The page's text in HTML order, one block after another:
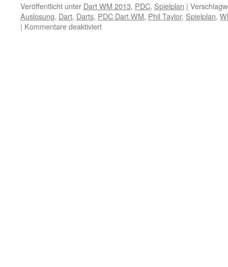
Veröffentlicht unter Dart WM 2013, PDC, Spielplan |
Auslosung, Dart, Darts, PDC Dart WM, Phil Taylor, Spielplan,
| Kommentare deaktiviertfür